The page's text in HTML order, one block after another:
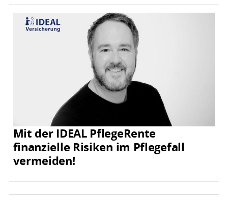
Mit der IDEAL PflegeRente
finanzielle Risiken im Pflegefall
vermeiden!